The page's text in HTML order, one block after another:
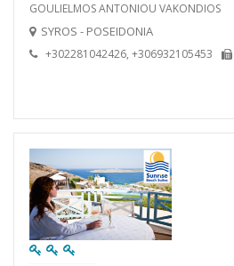
GOULIELMOS ANTONIOU VAKONDIOS
SYROS - POSEIDONIA
+302281042426, +306932105453